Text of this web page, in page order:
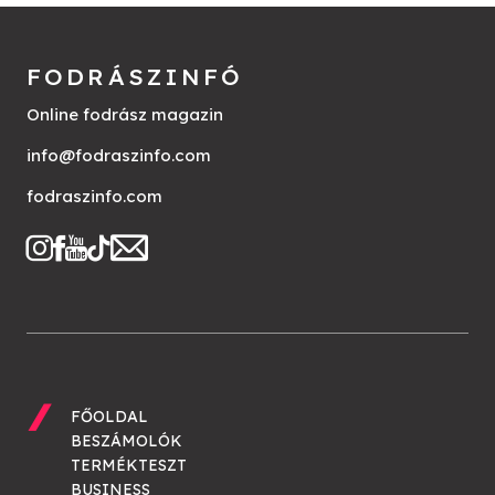
FODRÁSZINFÓ
Online fodrász magazin
info@fodraszinfo.com
fodraszinfo.com
FŐOLDAL
BESZÁMOLÓK
TERMÉKTESZT
BUSINESS